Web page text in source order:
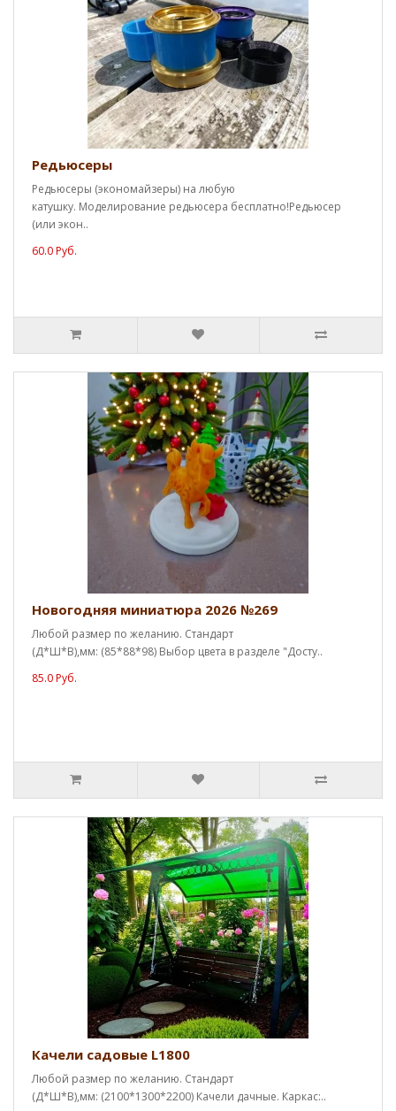
Редьюсеры
Редьюсеры (экономайзеры) на любую
катушку. Моделирование редьюсера бесплатно!Редьюсер
(или экон..
60.0 Руб.
Новогодняя миниатюра 2026 №269
Любой размер по желанию. Стандарт
(Д*Ш*В),мм: (85*88*98) Выбор цвета в разделе "Досту..
85.0 Руб.
Качели садовые L1800
Любой размер по желанию. Стандарт
(Д*Ш*В),мм: (2100*1300*2200) Качели дачные. Каркас:..